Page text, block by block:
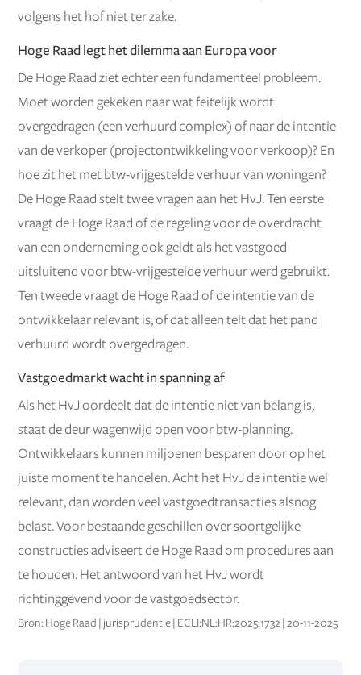
volgens het hof niet ter zake.
Hoge Raad legt het dilemma aan Europa voor
De Hoge Raad ziet echter een fundamenteel probleem.
Moet worden gekeken naar wat feitelijk wordt
overgedragen (een verhuurd complex) of naar de intentie
van de verkoper (projectontwikkeling voor verkoop)? En
hoe zit het met btw-vrijgestelde verhuur van woningen?
De Hoge Raad stelt twee vragen aan het HvJ. Ten eerste
vraagt de Hoge Raad of de regeling voor de overdracht
van een onderneming ook geldt als het vastgoed
uitsluitend voor btw-vrijgestelde verhuur werd gebruikt.
Ten tweede vraagt de Hoge Raad of de intentie van de
ontwikkelaar relevant is, of dat alleen telt dat het pand
verhuurd wordt overgedragen.
Vastgoedmarkt wacht in spanning af
Als het HvJ oordeelt dat de intentie niet van belang is,
staat de deur wagenwijd open voor btw-planning.
Ontwikkelaars kunnen miljoenen besparen door op het
juiste moment te handelen. Acht het HvJ de intentie wel
relevant, dan worden veel vastgoedtransacties alsnog
belast. Voor bestaande geschillen over soortgelijke
constructies adviseert de Hoge Raad om procedures aan
te houden. Het antwoord van het HvJ wordt
richtinggevend voor de vastgoedsector.
Bron: Hoge Raad | jurisprudentie | ECLI:NL:HR:2025:1732 | 20-11-2025